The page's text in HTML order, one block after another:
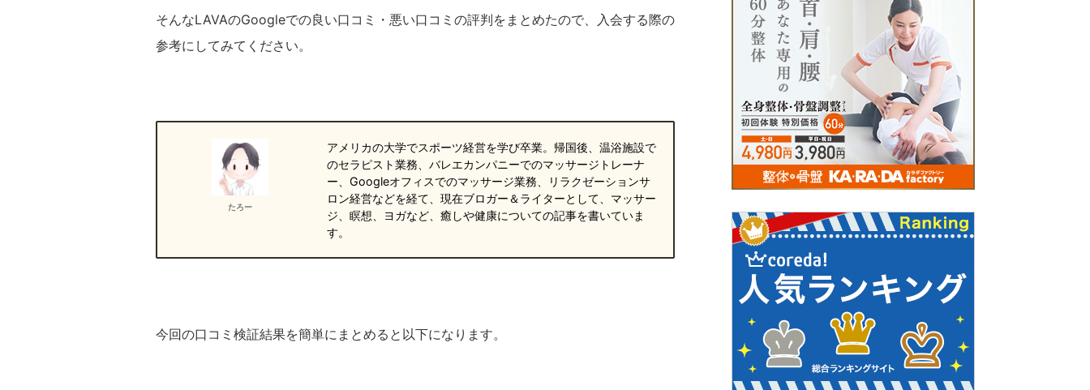
そんなLAVAのGoogleでの良い口コミ・悪い口コミの評判をまとめたので、入会する際の
参考にしてみてください。
たろー
アメリカの大学でスポーツ経営を学び卒業。帰国後、温浴施設で
のセラピスト業務、バレエカンパニーでのマッサージトレーナ
ー、Googleオフィスでのマッサージ業務、リラクゼーションサ
ロン経営などを経て、現在ブロガー＆ライターとして、マッサー
ジ、瞑想、ヨガなど、癒しや健康についての記事を書いていま
す。
今回の口コミ検証結果を簡単にまとめると以下になります。